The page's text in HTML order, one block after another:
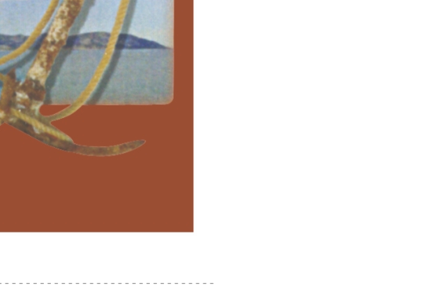
- - - - - - - - - - - - - - - - - - - - - - - - - - - - -